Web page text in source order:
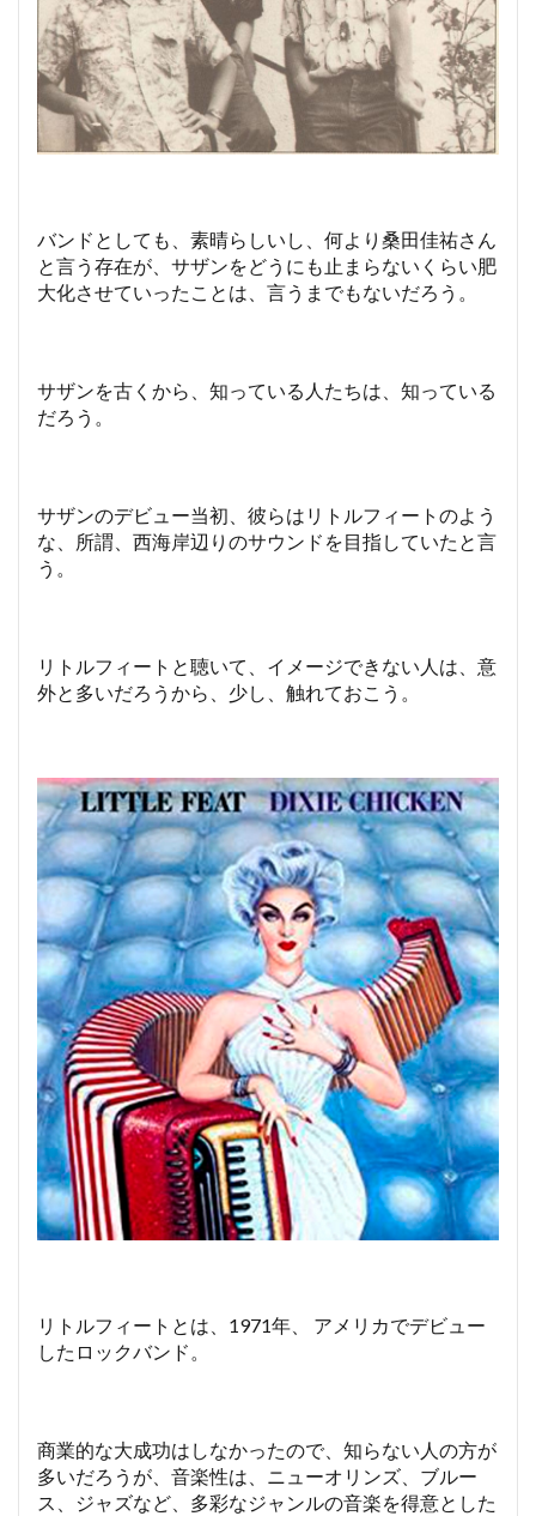
バンドとしても、素晴らしいし、何より桑田佳祐さん
と言う存在が、サザンをどうにも止まらないくらい肥
大化させていったことは、言うまでもないだろう。
サザンを古くから、知っている人たちは、知っている
だろう。
サザンのデビュー当初、彼らはリトルフィートのよう
な、所謂、西海岸辺りのサウンドを目指していたと言
う。
リトルフィートと聴いて、イメージできない人は、意
外と多いだろうから、少し、触れておこう。
リトルフィートとは、1971年、 アメリカでデビュー
したロックバンド。
商業的な大成功はしなかったので、知らない人の方が
多いだろうが、音楽性は、ニューオリンズ、ブルー
ス、ジャズなど、多彩なジャンルの音楽を得意とした